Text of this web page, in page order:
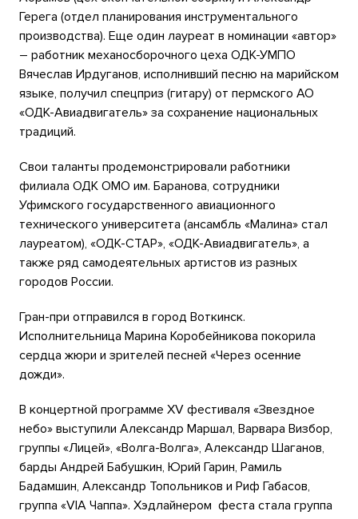
Герега (отдел планирования инструментального
производства). Еще один лауреат в номинации «автор»
– работник механосборочного цеха ОДК-УМПО
Вячеслав Ирдуганов, исполнивший песню на марийском
языке, получил спецприз (гитару) от пермского АО
«ОДК-Авиадвигатель» за сохранение национальных
традиций.
Свои таланты продемонстрировали работники
филиала ОДК ОМО им. Баранова, сотрудники
Уфимского государственного авиационного
технического университета (ансамбль «Малина» стал
лауреатом), «ОДК-СТАР», «ОДК-Авиадвигатель», а
также ряд самодеятельных артистов из разных
городов России.
Гран-при отправился в город Воткинск.
Исполнительница Марина Коробейникова покорила
сердца жюри и зрителей песней «Через осенние
дожди».
В концертной программе XV фестиваля «Звездное
небо» выступили Александр Маршал, Варвара Визбор,
группы «Лицей», «Волга-Волга», Александр Шаганов,
барды Андрей Бабушкин, Юрий Гарин, Рамиль
Бадамшин, Александр Топольников и Риф Габасов,
группа «VIA Чаппа». Хэдлайнером феста стала группа